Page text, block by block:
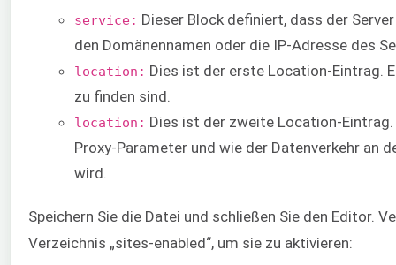
service: Dieser Block definiert, dass der
den Domänennamen oder die IP-Adresse des
location: Dies ist der erste Location-Eintrag.
zu finden sind.
location: Dies ist der zweite Location-
Proxy-Parameter und wie der Datenverkehr an
wird.
Speichern Sie die Datei und schließen Sie den Editor.
Verzeichnis „sites-enabled“, um sie zu aktivieren: